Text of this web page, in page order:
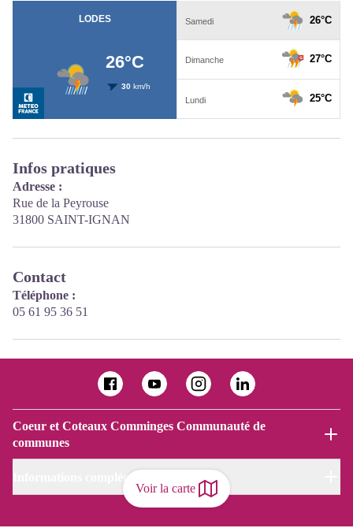
Voir la carte
Infos pratiques
Adresse :
Rue de la Peyrouse
31800 SAINT-IGNAN
Contact
Téléphone :
05 61 95 36 51
Coeur et Coteaux Comminges Communauté de
communes
Informations complémentaires